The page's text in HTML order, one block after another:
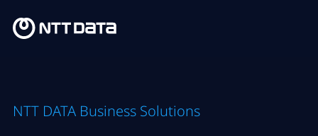
NTT DATA Business Solutions